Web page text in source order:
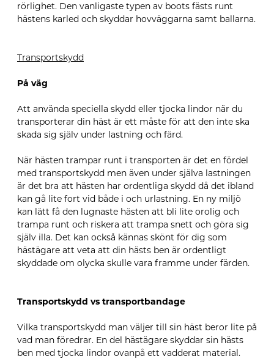
rörlighet. Den vanligaste typen av boots fästs runt
hästens karled och skyddar hovväggarna samt ballarna.
Transportskydd
På väg
Att använda speciella skydd eller tjocka lindor när du
transporterar din häst är ett måste för att den inte ska
skada sig själv under lastning och färd.
När hästen trampar runt i transporten är det en fördel
med transportskydd men även under själva lastningen
är det bra att hästen har ordentliga skydd då det ibland
kan gå lite fort vid både i och urlastning. En ny miljö
kan lätt få den lugnaste hästen att bli lite orolig och
trampa runt och riskera att trampa snett och göra sig
själv illa. Det kan också kännas skönt för dig som
hästägare att veta att din hästs ben är ordentligt
skyddade om olycka skulle vara framme under färden.
Transportskydd vs transportbandage
Vilka transportskydd man väljer till sin häst beror lite på
vad man föredrar. En del hästägare skyddar sin hästs
ben med tjocka lindor ovanpå ett vadderat material.